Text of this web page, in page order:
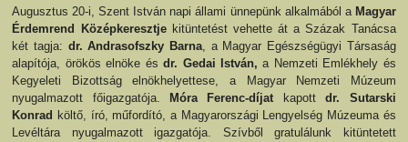
Augusztus 20-i, Szent István napi állami ünnepünk alkalmából a Magyar
Érdemrend Középkeresztjekitüntetést vehette át a Százak Tanácsa
két tagja: dr. Andrasofszky Barna, a Magyar Egészségügyi Társaság
alapítója, örökös elnöke ésdr. Gedai István, a Nemzeti Emlékhely és
Kegyeleti Bizottság elnökhelyettese, a Magyar Nemzeti Múzeum
nyugalmazott főigazgatója.
Móra Ferenc-díjatkapottdr. Sutarski
Konrad költő, író, műfordító, a Magyarországi Lengyelség Múzeuma és
Levéltára nyugalmazott igazgatója. Szívből gratulálunk kitüntetett